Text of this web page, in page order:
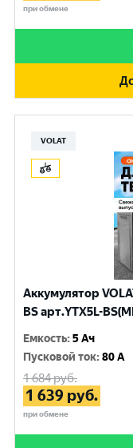
при обмене
VOLAT
Аккумулятор
BS арт.YTX5L-
Емкость:5 Ач
Пусковой ток:80 A
1 684руб.
1 639 руб.
при обмене